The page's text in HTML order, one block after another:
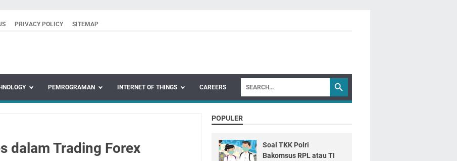
PRIVACY POLICY SITEMAP
PEMROGRAMAN INTERNET OF THINGS CAREERS
dalam Trading Forex
POPULER
Soal TKK Polri
Bakomsus RPL atau TI